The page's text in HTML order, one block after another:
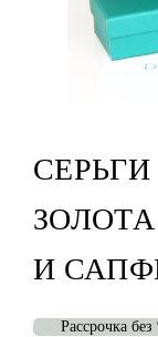
И
Рассрочка без